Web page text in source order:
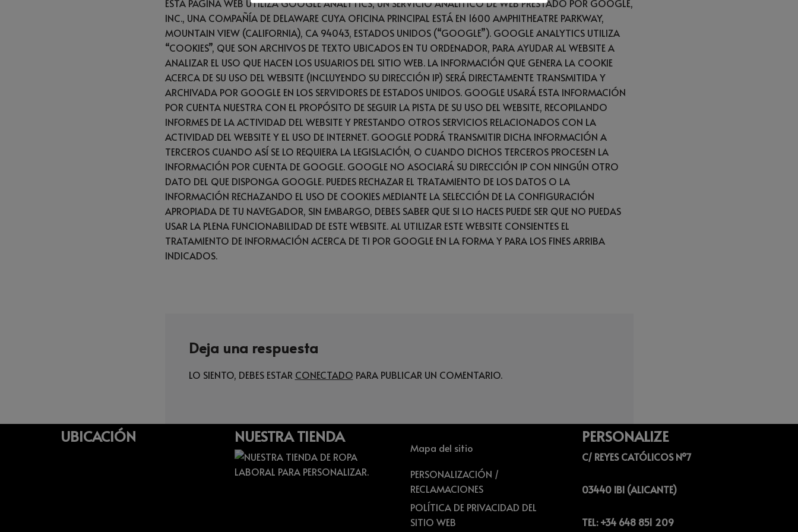
ESTA PÁGINA WEB UTILIZA GOOGLE ANALYTICS, UN SERVICIO ANALÍTICO DE WEB PRESTADO POR GOOGLE,
INC., UNA COMPAÑÍA DE DELAWARE CUYA OFICINA PRINCIPAL ESTÁ EN 1600 AMPHITHEATRE PARKWAY,
MOUNTAIN VIEW (CALIFORNIA), CA 94043, ESTADOS UNIDOS (“GOOGLE”). GOOGLE ANALYTICS UTILIZA
“COOKIES”, QUE SON ARCHIVOS DE TEXTO UBICADOS EN TU ORDENADOR, PARA AYUDAR AL WEBSITE A
ANALIZAR EL USO QUE HACEN LOS USUARIOS DEL SITIO WEB. LA INFORMACIÓN QUE GENERA LA COOKIE
ACERCA DE SU USO DEL WEBSITE (INCLUYENDO SU DIRECCIÓN IP) SERÁ DIRECTAMENTE TRANSMITIDA Y
ARCHIVADA POR GOOGLE EN LOS SERVIDORES DE ESTADOS UNIDOS. GOOGLE USARÁ ESTA INFORMACIÓN
POR CUENTA NUESTRA CON EL PROPÓSITO DE SEGUIR LA PISTA DE SU USO DEL WEBSITE, RECOPILANDO
INFORMES DE LA ACTIVIDAD DEL WEBSITE Y PRESTANDO OTROS SERVICIOS RELACIONADOS CON LA
ACTIVIDAD DEL WEBSITE Y EL USO DE INTERNET. GOOGLE PODRÁ TRANSMITIR DICHA INFORMACIÓN A
TERCEROS CUANDO ASÍ SE LO REQUIERA LA LEGISLACIÓN, O CUANDO DICHOS TERCEROS PROCESEN LA
INFORMACIÓN POR CUENTA DE GOOGLE. GOOGLE NO ASOCIARÁ SU DIRECCIÓN IP CON NINGÚN OTRO
DATO DEL QUE DISPONGA GOOGLE. PUEDES RECHAZAR EL TRATAMIENTO DE LOS DATOS O LA
INFORMACIÓN RECHAZANDO EL USO DE COOKIES MEDIANTE LA SELECCIÓN DE LA CONFIGURACIÓN
APROPIADA DE TU NAVEGADOR, SIN EMBARGO, DEBES SABER QUE SI LO HACES PUEDE SER QUE NO PUEDAS
USAR LA PLENA FUNCIONABILIDAD DE ESTE WEBSITE. AL UTILIZAR ESTE WEBSITE CONSIENTES EL
TRATAMIENTO DE INFORMACIÓN ACERCA DE TI POR GOOGLE EN LA FORMA Y PARA LOS FINES ARRIBA
INDICADOS.
Deja una respuesta
LO SIENTO, DEBES ESTAR CONECTADO PARA PUBLICAR UN COMENTARIO.
UBICACIÓN NUESTRA TIENDA
Mapa del sitio
PERSONALIZACIÓN /
RECLAMACIONES
POLÍTICA DE PRIVACIDAD DEL
SITIO WEB
PERSONALIZE
C/ REYES CATÓLICOS Nº7
03440 IBI (ALICANTE)
TEL: +34 648 851 209